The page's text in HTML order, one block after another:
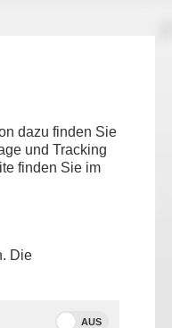
dazu finden Sie
und Tracking
finden Sie im
Die
AUS